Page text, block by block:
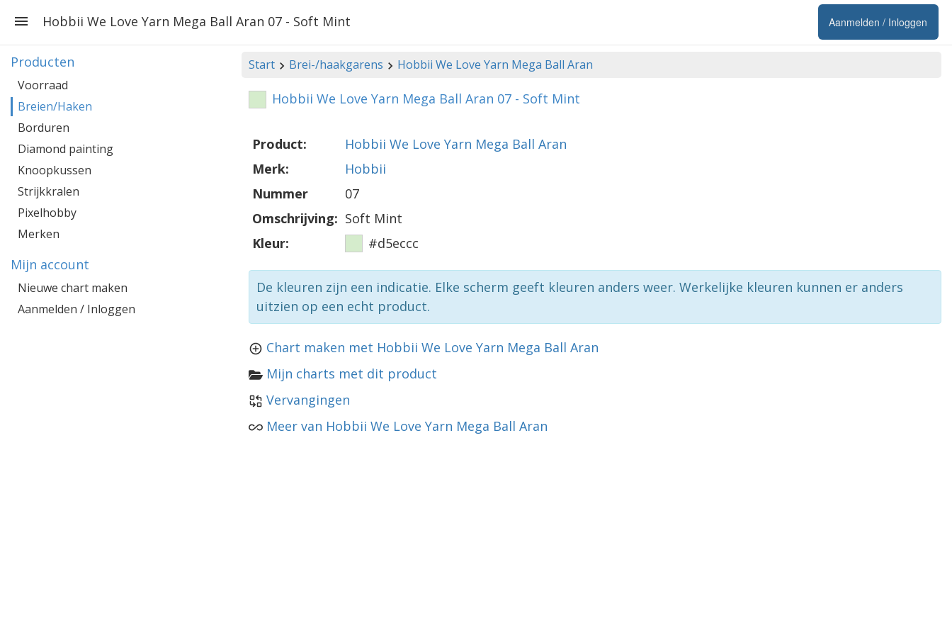
Aanmelden / Inloggen
Hobbii We Love Yarn Mega Ball Aran 07 - Soft Mint
Start Brei-/haakgarens Hobbii We Love Yarn Mega Ball Aran
Hobbii We Love Yarn Mega Ball Aran 07 - Soft Mint
Product:
Hobbii We Love Yarn Mega Ball Aran
Merk:
Hobbii
Nummer
07
Omschrijving: Soft Mint
Kleur:
#d5eccc
De kleuren zijn een indicatie. Elke scherm geeft kleuren anders weer. Werkelijke kleuren kunnen er anders
uitzien op een echt product.
Chart maken met Hobbii We Love Yarn Mega Ball Aran
Mijn charts met dit product
Vervangingen
Meer van Hobbii We Love Yarn Mega Ball Aran
Producten
Voorraad
Breien/Haken
Borduren
Diamond painting
Knoopkussen
Strijkkralen
Pixelhobby
Merken
Mijn account
Nieuwe chart maken
Aanmelden / Inloggen